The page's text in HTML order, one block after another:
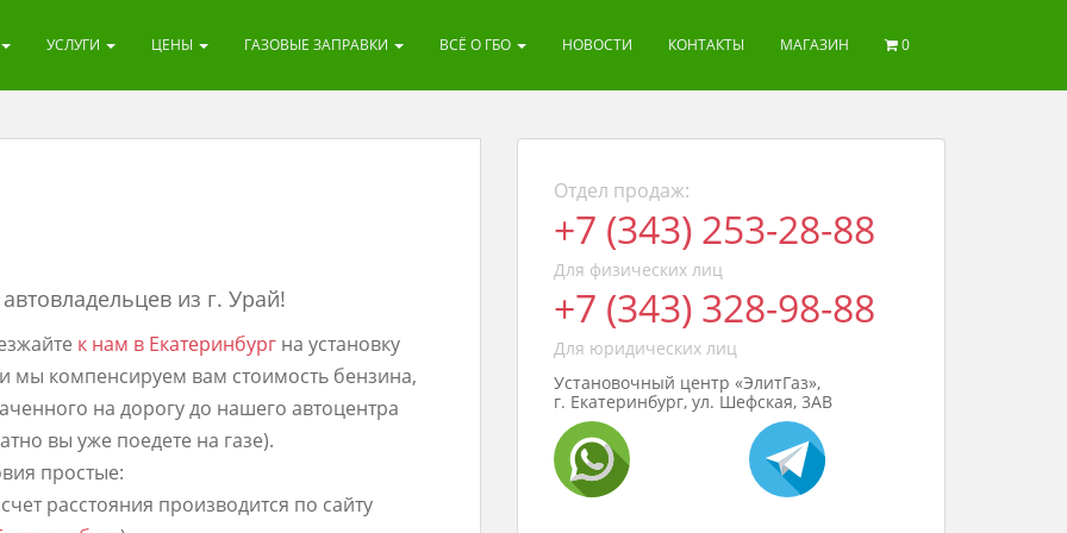
УСЛУГИ ЦЕНЫ ГАЗОВЫЕ ЗАПРАВКИ ВСЁ О ГБО НОВОСТИ КОНТАКТЫ МАГАЗИН 0
из г. Урай!
к нам в Екатеринбург на установку
мы компенсируем вам стоимость бензина,
на дорогу до нашего автоцентра
вы уже поедете на газе).
простые:
расстояния производится по сайту
Отдел продаж:
+7 (343) 253-28-88
Для физических лиц
+7 (343) 328-98-88
Для юридических лиц
Установочный центр «ЭлитГаз»,
г. Екатеринбург, ул. Шефская, 3АВ